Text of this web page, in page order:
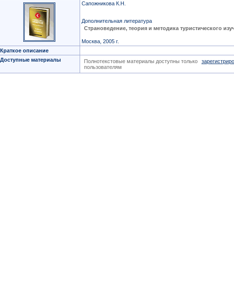
Сапожникова К.Н.
Дополнительная литература
Страноведение, теория и методика туристического
Москва, 2005 г.
Краткое описание
Доступные материалы
Полнотекстовые материалы доступны только
пользователям